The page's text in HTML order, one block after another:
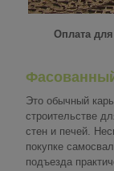
Оплата
Это обычный
строительстве
стен и печей.
покупке
подъезда